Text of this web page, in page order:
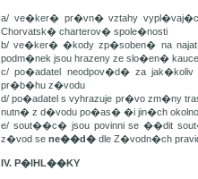
a/ ve�ker� pr�vn� vztahy
Chorvatsk� charterov� spole�nosti
b/ ve�ker� �kody zp�soben� na
podm�nek jsou hrazeny ze slo�en� kauce
c/ po�adatel neodpov�d� za
pr�b�hu z�vodu
d/ po�adatel s vyhrazuje pr�vo zm�ny
nutn� z d�vodu po�as� �i jin�ch
e/ sout��c� jsou povinni se ��dit
z�vod se ne��d� dle Z�vodn�ch
IV. P�IHL��KY